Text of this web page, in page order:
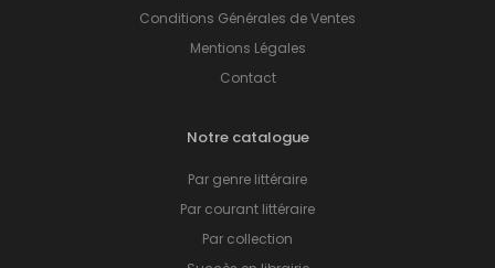
Conditions Générales de Ventes
Mentions Légales
Contact
Notre catalogue
Par genre littéraire
Par courant littéraire
Par collection